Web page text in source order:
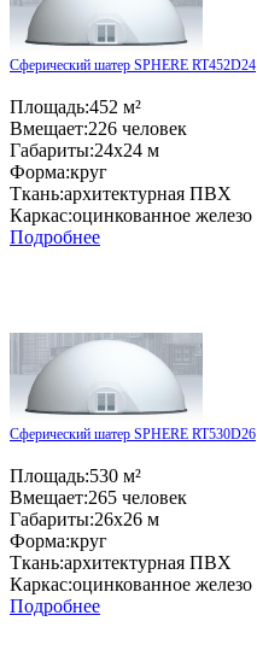
Сферический шатер SPHERE RT452D24
Площадь:452 м²
Вмещает:226 человек
Габариты:24x24 м
Форма:круг
Ткань:архитектурная ПВХ
Каркас:оцинкованное железо
Подробнее
Сферический шатер SPHERE RT530D26
Площадь:530 м²
Вмещает:265 человек
Габариты:26x26 м
Форма:круг
Ткань:архитектурная ПВХ
Каркас:оцинкованное железо
Подробнее